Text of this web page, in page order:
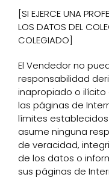
[SI EJERCE UNA
LOS DATOS DEL
COLEGIADO]
El Vendedor no
responsabilidad
inapropiado o
las páginas de
límites establecidos
asume ninguna
de veracidad,
de los datos o
sus páginas de